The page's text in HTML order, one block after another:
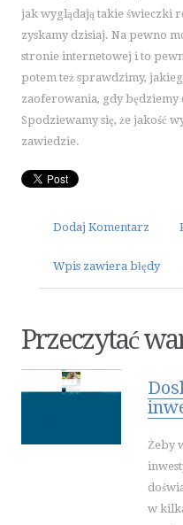
ART.
CZĘŚCI
USŁUGI
jak wyglądają takie świeczki
zyskamy dzisiaj. Na pewno
stronie internetowej i to
potem też sprawdzimy,
zaoferowania, gdy będziemy
Spodziewamy się, że jakość
zawiedzie.
Dodaj Komentarz
Wpis zawiera błędy
Przeczytać
Żeby
w